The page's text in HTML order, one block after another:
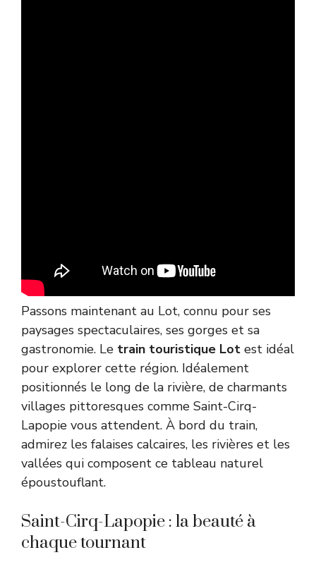
Passons maintenant au Lot, connu pour ses
paysages spectaculaires, ses gorges et sa
gastronomie. Le train touristique Lot est idéal
pour explorer cette région. Idéalement
positionnés le long de la rivière, de charmants
villages pittoresques comme Saint-Cirq-
Lapopie vous attendent. À bord du train,
admirez les falaises calcaires, les rivières et les
vallées qui composent ce tableau naturel
époustouflant.
Saint-Cirq-Lapopie : la beauté à
chaque tournant